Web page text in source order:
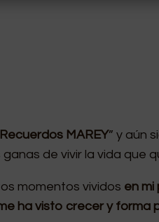
Recuerdos MAREY” y aún
de vivir la vida que
momentos vividos en mi
ha visto crecer y forma